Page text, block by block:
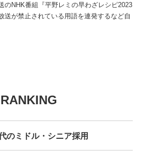
のNHK番組『平野レミの早わざレシピ2023
送が禁止されている用語を連発するなど自
RANKING
のミドル・シニア採用